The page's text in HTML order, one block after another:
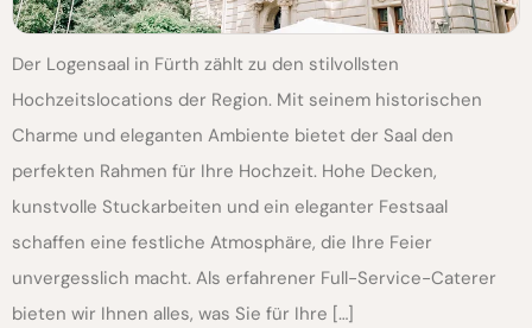
Der Logensaal in Fürth zählt zu den stilvollsten
Hochzeitslocations der Region. Mit seinem historischen
Charme und eleganten Ambiente bietet der Saal den
perfekten Rahmen für Ihre Hochzeit. Hohe Decken,
kunstvolle Stuckarbeiten und ein eleganter Festsaal
schaffen eine festliche Atmosphäre, die Ihre Feier
unvergesslich macht. Als erfahrener Full-Service-Caterer
bieten wir Ihnen alles, was Sie für Ihre […]